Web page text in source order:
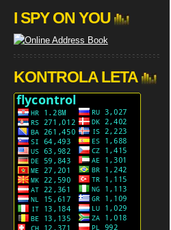
I SPY ON YOU
KONTROLA LETA